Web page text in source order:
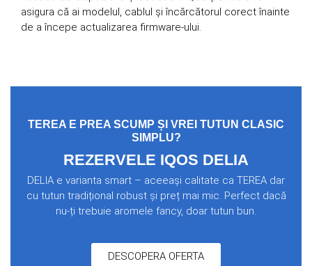
asigura că ai modelul, cablul și încărcătorul corect înainte
de a începe actualizarea firmware-ului.
TEREA E PREA SCUMP ȘI VREI TUTUN CLASIC
SIMPLU?
REZERVELE IQOS DELIA
DELIA e varianta smart – aceeași calitate ca TEREA dar
cu tutun tradițional robust și preț mai mic. Perfect dacă
nu-ți trebuie aromele fancy, doar tutun bun.
DESCOPERA OFERTA